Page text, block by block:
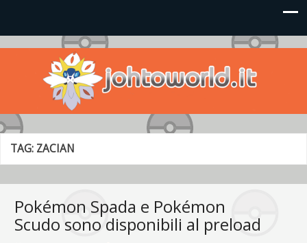
Johto World
Le novità più frizzanti dall'universo Pokémon e Nintendo
TAG: ZACIAN
Pokémon Spada e Pokémon
Scudo sono disponibili al preload